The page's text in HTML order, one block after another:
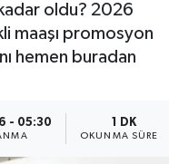
oldu? 2026
maaşı promosyon
hemen buradan
- 05:30 1 DK
OKUNMA SÜRESI